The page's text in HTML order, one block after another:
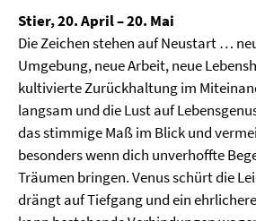
Stier, 20. April – 20. Mai
Die Zeichen stehen auf Neustart …
Umgebung, neue Arbeit, neue
kultivierte Zurückhaltung im
langsam und die Lust auf
das stimmige Maß im Blick und
besonders wenn dich unverhoffte
Träumen bringen. Venus schürt die
drängt auf Tiefgang und ein